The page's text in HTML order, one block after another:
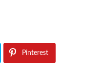
Pinterest